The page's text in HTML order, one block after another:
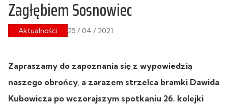
Zagłębiem Sosnowiec
Aktualności 25 / 04 / 2021
Zapraszamy do zapoznania się z wypowiedzią
naszego obrońcy, a zarazem strzelca bramki Dawida
Kubowicza po wczorajszym spotkaniu 26. kolejki